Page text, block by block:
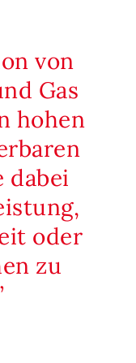
von
Gas
hohen
dabei
oder
zu